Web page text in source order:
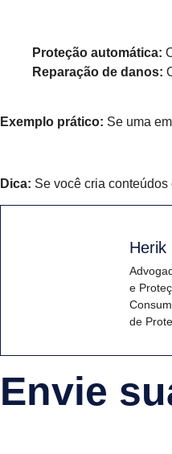
Proteção automática:
Reparação de danos:
Exemplo prático: Se uma
Dica: Se você cria
Herik
e
de
Envie